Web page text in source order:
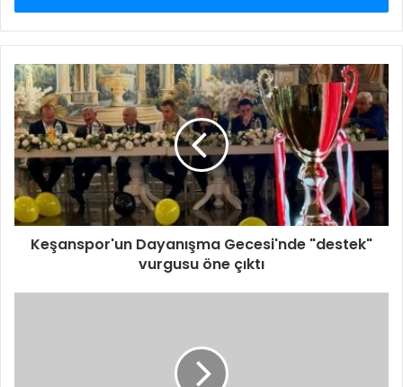
Keşanspor'un Dayanışma Gecesi'nde "destek"
vurgusu öne çıktı